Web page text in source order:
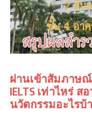
ผ่านเข้าสัมภาษณ์
IELTS เท่าไหร่
นวัตกรรมอะไรบ้